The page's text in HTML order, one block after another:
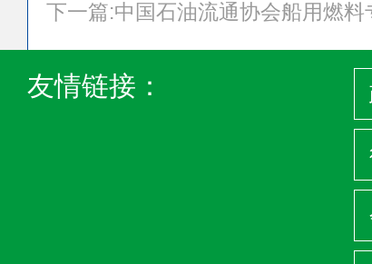
下一篇:中国石油流通协会船用燃
友情链接：